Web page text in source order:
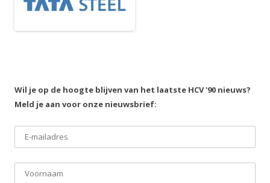
Wil je op de hoogte blijven van het laatste HCV '90 nieuws?
Meld je aan voor onze nieuwsbrief: